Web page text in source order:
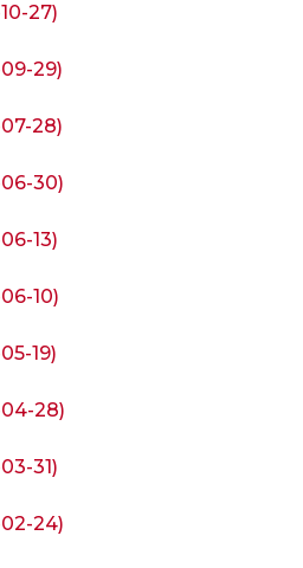
27)
29)
28)
30)
13)
10)
19)
28)
31)
24)